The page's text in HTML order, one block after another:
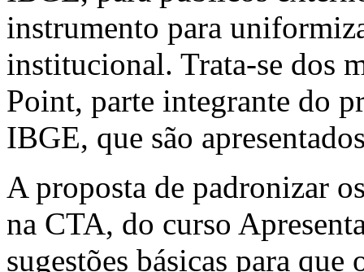
instrumento para
institucional. Trata-se dos
Point, parte integrante do
IBGE, que são
A proposta de padronizar
na CTA, do curso
sugestões básicas para